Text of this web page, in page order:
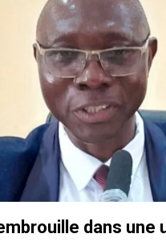
dans une